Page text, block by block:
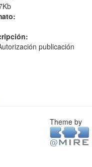
publicación
Theme by